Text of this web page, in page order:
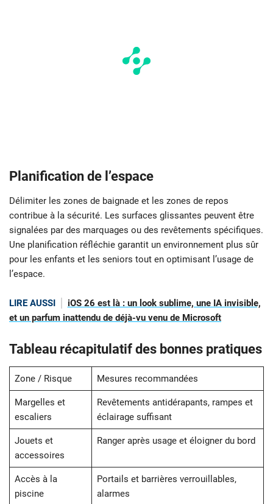
Planification de l’espace
Délimiter les zones de baignade et les zones de repos
contribue à la sécurité. Les surfaces glissantes peuvent être
signalées par des marquages ou des revêtements spécifiques.
Une planification réfléchie garantit un environnement plus sûr
pour les enfants et les seniors tout en optimisant l’usage de
l’espace.
LIRE AUSSI
iOS 26 est là : un look sublime, une IA invisible,
et un parfum inattendu de déjà-vu venu de Microsoft
Tableau récapitulatif des bonnes pratiques
Zone / Risque Mesures recommandées
Margelles et
escaliers
Revêtements antidérapants, rampes et
éclairage suffisant
Jouets et
accessoires
Ranger après usage et éloigner du bord
Accès à la
piscine
Portails et barrières verrouillables,
alarmes